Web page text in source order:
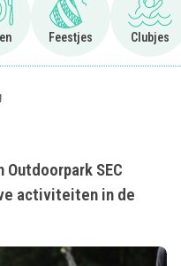
naar Uit eten
Feestjes
Ga naar Feestjes
Clubjes
Ga
SEC
activiteiten in de